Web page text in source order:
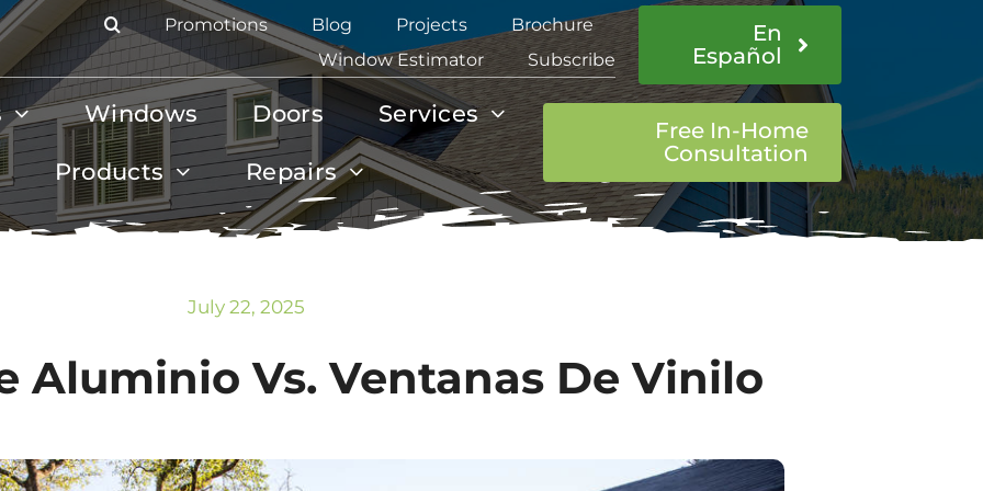
Promotions Blog Projects
Brochure
Window Estimator
Subscribe
En
Español
Windows Doors Services
Products Repairs
Free In-Home
Consultation
July 22, 2025
Aluminio Vs. Ventanas De Vinilo